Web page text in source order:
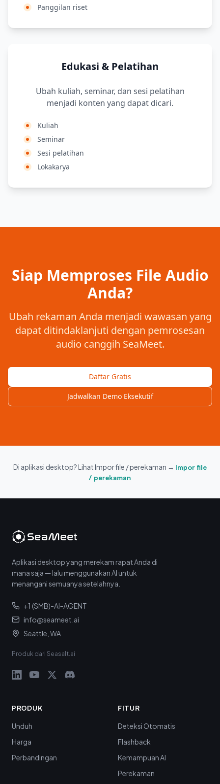
Panggilan riset
Edukasi & Pelatihan
Ubah kuliah, seminar, dan sesi pelatihan
menjadi konten yang dapat dicari.
Kuliah
Seminar
Sesi pelatihan
Lokakarya
Siap Memproses File Audio
Anda?
Ubah rekaman Anda menjadi wawasan yang
dapat ditindaklanjuti dengan pemrosesan
audio canggih SeaMeet.
Daftar Gratis
Jadwalkan Demo Eksekutif
Di aplikasi desktop? Lihat Impor file / perekaman → Impor file
/ perekaman
Aplikasi desktop yang merekam rapat Anda di
mana saja — lalu menggunakan AI untuk
menangani semuanya setelahnya.
+1 (SMB)-AI-AGENT
info@seameet.ai
Seattle, WA
Produk dari Seasalt.ai
PRODUK
Unduh
Harga
Perbandingan
FITUR
Deteksi Otomatis
Flashback
Kemampuan AI
Perekaman